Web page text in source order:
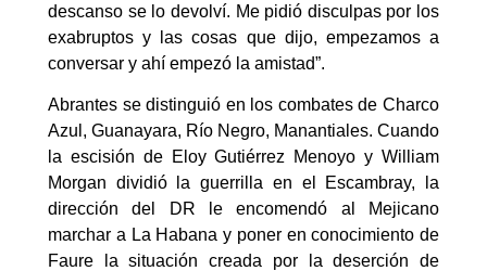
descanso se lo devolví. Me pidió disculpas por los
exabruptos y las cosas que dijo, empezamos a
conversar y ahí empezó la amistad”.
Abrantes se distinguió en los combates de Charco
Azul, Guanayara, Río Negro, Manantiales. Cuando
la escisión de Eloy Gutiérrez Menoyo y William
Morgan dividió la guerrilla en el Escambray, la
dirección del DR le encomendó al Mejicano
marchar a La Habana y poner en conocimiento de
Faure la situación creada por la deserción de